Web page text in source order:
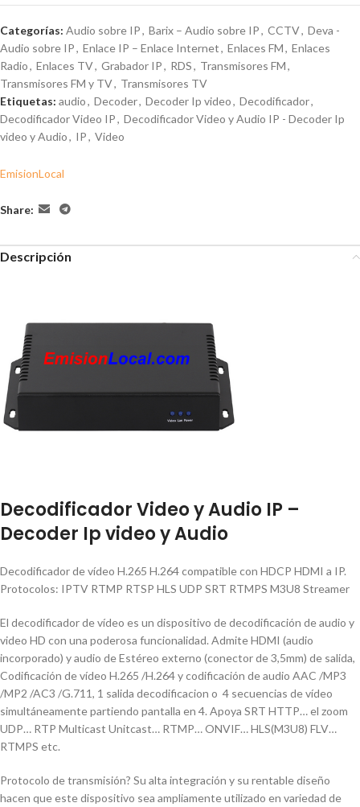
Categorías: Audio sobre IP, Barix – Audio sobre IP, CCTV, Deva -
Audio sobre IP, Enlace IP – Enlace Internet, Enlaces FM, Enlaces
Radio, Enlaces TV, Grabador IP, RDS, Transmisores FM,
Transmisores FM y TV, Transmisores TV
Etiquetas: audio, Decoder, Decoder Ip video, Decodificador,
Decodificador Video IP, Decodificador Video y Audio IP - Decoder Ip
video y Audio, IP, Video
EmisionLocal
Share:
Descripción
Decodificador Video y Audio IP –
Decoder Ip video y Audio
Decodificador de vídeo H.265 H.264 compatible con HDCP HDMI a IP.
Protocolos: IPTV RTMP RTSP HLS UDP SRT RTMPS M3U8 Streamer
El decodificador de vídeo es un dispositivo de decodificación de audio y
video HD con una poderosa funcionalidad. Admite HDMI (audio
incorporado) yaudio de Estéreo externo (conector de 3,5mm) de salida,
Codificación de vídeo H.265 /H.264 y codificación de audio AAC /MP3
/MP2 /AC3 /G.711, 1 salida decodificacion o 4 secuencias de vídeo
simultáneamente partiendo pantalla en 4. Apoya SRT HTTP… el zoom
UDP… RTP Multicast Unitcast… RTMP… ONVIF… HLS(M3U8) FLV…
RTMPS etc.
Protocolo de transmisión? Su alta integración y su rentable diseño
hacen que este dispositivo sea ampliamente utilizado en variedad de